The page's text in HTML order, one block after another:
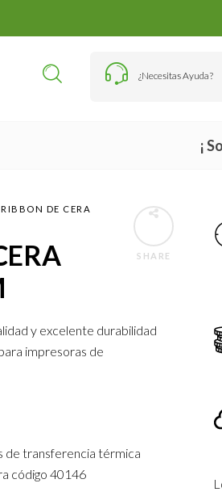
¿Necesitas Ayuda?
¡
SHARE
RIBBON DE CERA
y excelente durabilidad
impresoras de
de transferencia térmica
código 40146